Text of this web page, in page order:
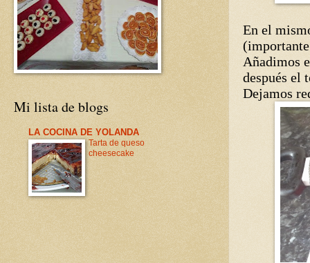
En el
Añadimos
después el
Dejamos
Mi lista de blogs
LA COCINA DE YOLANDA
Tarta de queso
cheesecake